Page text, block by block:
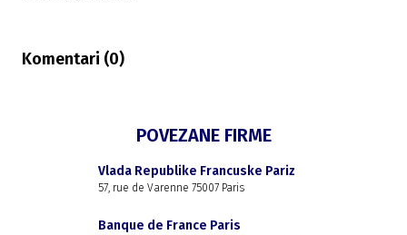
Komentari (0)
POVEZANE FIRME
Vlada Republike Francuske Pariz
57, rue de Varenne 75007 Paris
Banque de France Paris